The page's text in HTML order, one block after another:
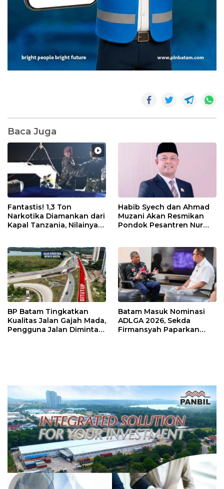
Baca Juga
Fantastis! 1,3 Ton
Narkotika Diamankan dari
Kapal Tanzania, Nilainya
Habib Syech dan Ahmad
Muzani Akan Resmikan
Pondok Pesantren Nur
BP Batam Tingkatkan
Kualitas Jalan Gajah Mada,
Pengguna Jalan Diminta
Batam Masuk Nominasi
ADLGA 2026, Sekda
Firmansyah Paparkan